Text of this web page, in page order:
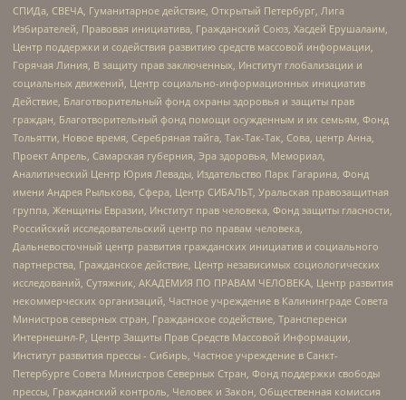
СПИДа, СВЕЧА, Гуманитарное действие, Открытый Петербург, Лига
Избирателей, Правовая инициатива, Гражданский Союз, Хасдей Ерушалаим,
Центр поддержки и содействия развитию средств массовой информации,
Горячая Линия, В защиту прав заключенных, Институт глобализации и
социальных движений, Центр социально-информационных инициатив
Действие, Благотворительный фонд охраны здоровья и защиты прав
граждан, Благотворительный фонд помощи осужденным и их семьям, Фонд
Тольятти, Новое время, Серебряная тайга, Так-Так-Так, Сова, центр Анна,
Проект Апрель, Самарская губерния, Эра здоровья, Мемориал,
Аналитический Центр Юрия Левады, Издательство Парк Гагарина, Фонд
имени Андрея Рылькова, Сфера, Центр СИБАЛЬТ, Уральская правозащитная
группа, Женщины Евразии, Институт прав человека, Фонд защиты гласности,
Российский исследовательский центр по правам человека,
Дальневосточный центр развития гражданских инициатив и социального
партнерства, Гражданское действие, Центр независимых социологических
исследований, Сутяжник, АКАДЕМИЯ ПО ПРАВАМ ЧЕЛОВЕКА, Центр развития
некоммерческих организаций, Частное учреждение в Калининграде Совета
Министров северных стран, Гражданское содействие, Трансперенси
Интернешнл-Р, Центр Защиты Прав Средств Массовой Информации,
Институт развития прессы - Сибирь, Частное учреждение в Санкт-
Петербурге Совета Министров Северных Стран, Фонд поддержки свободы
прессы, Гражданский контроль, Человек и Закон, Общественная комиссия